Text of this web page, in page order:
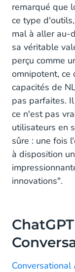
remarqué que
ce type
mal à aller au-
sa véritable
perçu comme
omnipotent, ce
capacités de
pas parfaites.
ce n'est pas
utilisateurs en
sûre : une fois
à disposition
innovations".
Conversational